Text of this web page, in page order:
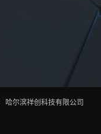
哈尔滨祥创科技有限公司